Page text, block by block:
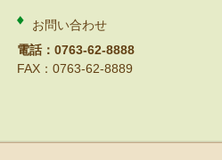
お問い合わせ
電話：0763-62-8888
FAX：0763-62-8889